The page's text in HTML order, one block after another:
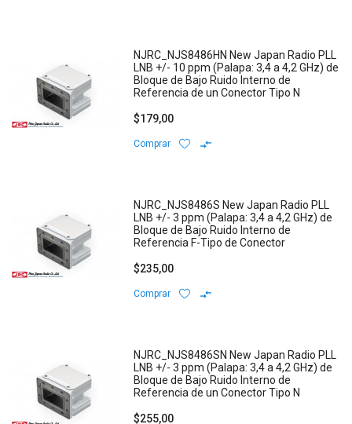
NJRC_NJS8486HN New Japan Radio PLL
LNB +/- 10 ppm (Palapa: 3,4 a 4,2 GHz) de
Bloque de Bajo Ruido Interno de
Referencia de un Conector Tipo N
$179,00
Comprar
NJRC_NJS8486S New Japan Radio PLL
LNB +/- 3 ppm (Palapa: 3,4 a 4,2 GHz) de
Bloque de Bajo Ruido Interno de
Referencia F-Tipo de Conector
$235,00
Comprar
NJRC_NJS8486SN New Japan Radio PLL
LNB +/- 3 ppm (Palapa: 3,4 a 4,2 GHz) de
Bloque de Bajo Ruido Interno de
Referencia de un Conector Tipo N
$255,00